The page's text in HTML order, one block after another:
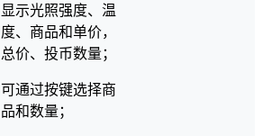
显示光照强度、温
度、商品和单价，
总价、投币数量；
可通过按键选择商
品和数量；